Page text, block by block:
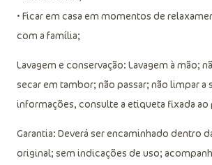
• Ficar em casa em momentos de
com a família;
Lavagem e conservação: Lavagem à mão;
secar em tambor; não passar; não limpar a
informações, consulte a etiqueta fixada
Garantia: Deverá ser encaminhado dentro
original; sem indicações de uso;